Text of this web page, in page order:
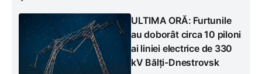
ULTIMA ORĂ: Furtunile
au doborât circa 10 piloni
ai liniei electrice de 330
kV Bălți-Dnestrovsk